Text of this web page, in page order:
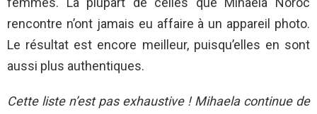
rencontre n’ont jamais eu affaire à un appareil photo.
Le résultat est encore meilleur, puisqu’elles en sont
aussi plus authentiques.
Cette liste n’est pas exhaustive ! Mihaela continue de